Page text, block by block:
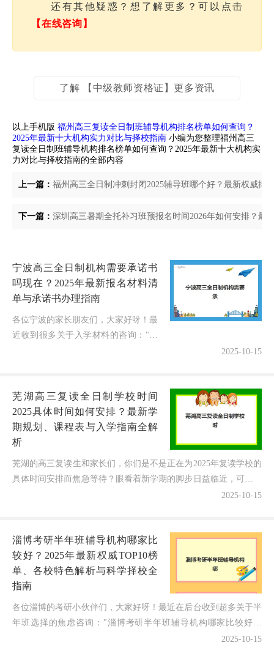
还有其他疑惑？想了解更多？可以点击
【在线咨询】
了解 【中级教师资格证】更多资讯
以上手机版 福州高三复读全日制班辅导机构排名榜单如何查询？
2025年最新十大机构实力对比与择校指南 小编为您整理福州高三
复读全日制班辅导机构排名榜单如何查询？2025年最新十大机构实
力对比与择校指南的全部内容
上一篇： 福州高三全日制冲刺封闭2025辅导班哪个好？最新权威排
下一篇： 深圳高三暑期全托补习班预报名时间2026年如何安排？最
宁波高三全日制机构需要承诺书
吗现在？2025年最新报名材料清
单与承诺书办理指南
各位宁波的家长朋友们，大家好呀！最
近收到很多关于入学材料的咨询："宁
搞...
2025-10-15
芜湖高三复读全日制学校时间
2025具体时间如何安排？最新学
期规划、课程表与入学指南全解
析
芜湖的高三复读生和家长们，你们是不是正在为2025年复读学校的
具体时间安排而焦急等待？眼看着新学期的脚步日益临近，可各学
校的开学时间和课程安排却像长江的支流一样令人难以把...2025-10-15
淄博考研半年班辅导机构哪家比
较好？2025年最新权威TOP10榜
单、各校特色解析与科学择校全
指南
各位淄博的考研小伙伴们，大家好呀！最近在后台收到超多关于半
年班选择的焦虑咨询："淄博考研半年班辅导机构哪家比较好？
2025年如何透过宣传看本质，找到真正能高效提分的优质平...2025-10-15